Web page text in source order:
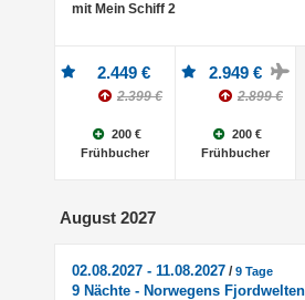
mit Mein Schiff 2
2.449 €
2.399 €
200 €
Frühbucher
2.949 €
2.899 €
200 €
Frühbucher
August 2027
02.08.2027 - 11.08.2027 /9 Tage
9 Nächte - Norwegens